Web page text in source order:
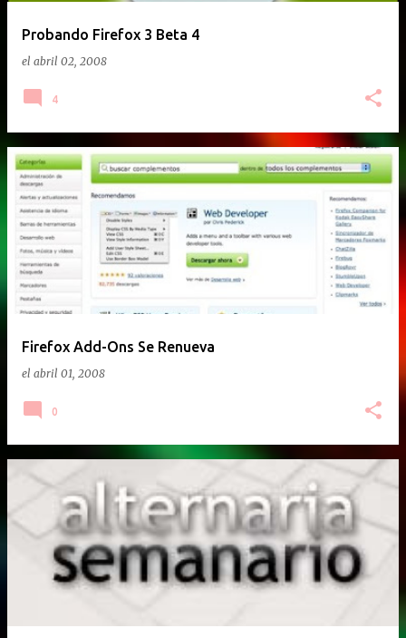
Probando Firefox 3 Beta 4
el abril 02, 2008
4
Firefox Add-Ons Se Renueva
el abril 01, 2008
0